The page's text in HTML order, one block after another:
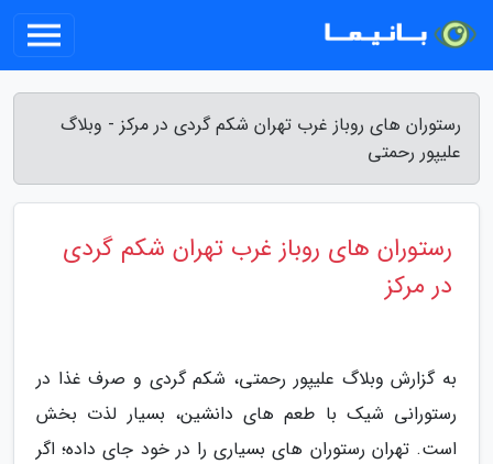
رستوران های روباز غرب تهران شکم گردی در مرکز - وبلاگ
علیپور رحمتی
رستوران های روباز غرب تهران شکم گردی
در مرکز
به گزارش وبلاگ علیپور رحمتی، شکم گردی و صرف غذا در
رستورانی شیک با طعم های دانشین، بسیار لذت بخش
است. تهران رستوران های بسیاری را در خود جای داده؛ اگر